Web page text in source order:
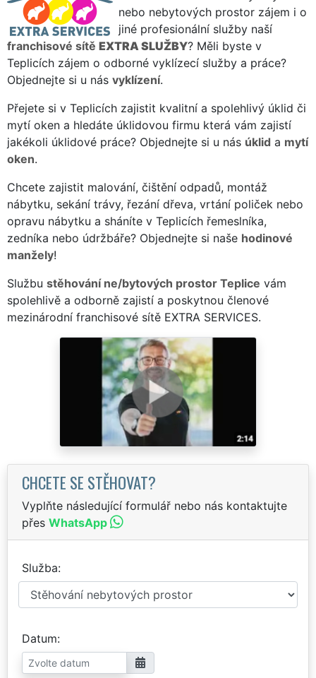
nebo nebytových prostor zájem i o
jiné profesionální služby naší
franchisové sítě EXTRA SLUŽBY? Měli byste v
Teplicích zájem o odborné vyklízecí služby a práce?
Objednejte si u nás vyklízení.
Přejete si v Teplicích zajistit kvalitní a spolehlivý úklid či
mytí oken a hledáte úklidovou firmu která vám zajistí
jakékoli úklidové práce? Objednejte si u nás úklid a mytí
oken.
Chcete zajistit malování, čištění odpadů, montáž
nábytku, sekání trávy, řezání dřeva, vrtání poliček nebo
opravu nábytku a sháníte v Teplicích řemeslníka,
zedníka nebo údržbáře? Objednejte si naše hodinové
manžely!
Službu stěhování ne/bytových prostor Teplice vám
spolehlivě a odborně zajistí a poskytnou členové
mezinárodní franchisové sítě EXTRA SERVICES.
CHCETE SE STĚHOVAT?
Vyplňte následující formulář nebo nás kontaktujte
přes WhatsApp
Služba
Datum